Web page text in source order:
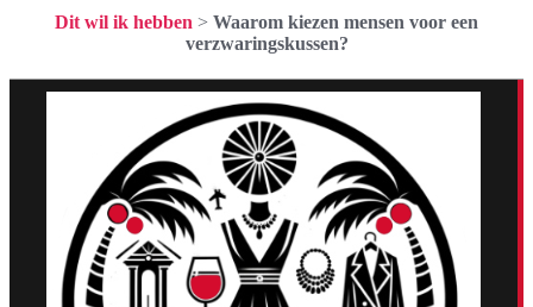
Dit wil ik hebben > Waarom kiezen mensen voor een
verzwaringskussen?